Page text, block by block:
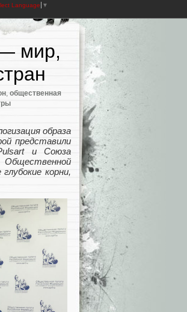
Language ▼
мир,
, общественная
образа
представили
и Союза
Общественной
корни,